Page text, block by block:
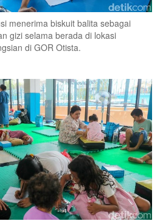
menerima biskuit balita sebagai
gizi selama berada di lokasi
di GOR Otista.